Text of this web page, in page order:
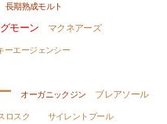
長期熟成モルト
モーン マクネアーズ
ーエージェンシー
オーガニックジン
ブレアソール
ロスク
サイレントプール